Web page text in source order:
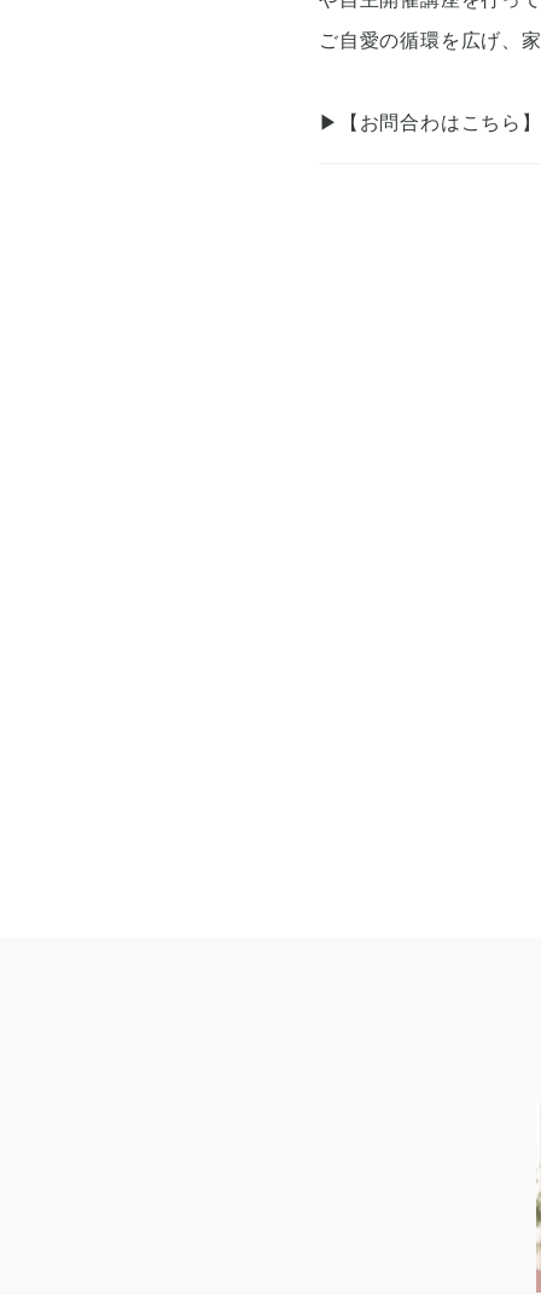
ご自愛の循環を広げ、
▶【お問合わはこちら】